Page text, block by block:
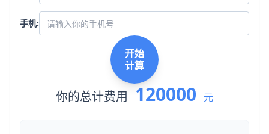
手机:
开始
计算
你的总计费用 120000 元